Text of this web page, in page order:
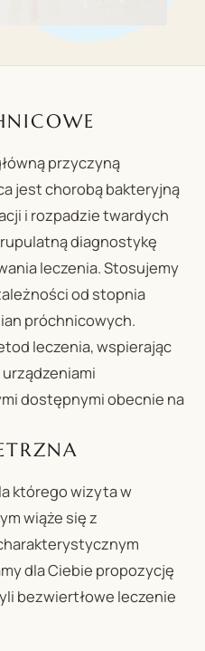
przyczyną
jest chorobą bakteryjną
i rozpadzie twardych
diagnostykę
leczenia. Stosujemy
od stopnia
próchnicowych.
leczenia, wspierając
dostępnymi obecnie na
którego wizyta w
wiąże się z
dla Ciebie propozycję
bezwiertłowe leczenie